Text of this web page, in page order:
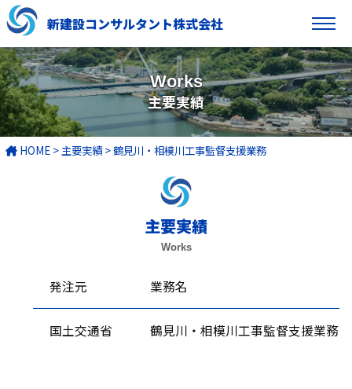
新建設コンサルタント株式会社
Works
主要実績
HOME > 主要実績>鶴見川・相模川工事監督支援業務
主要実績
Works
発注元 業務名
国土交通省 鶴見川・相模川工事監督支援業務